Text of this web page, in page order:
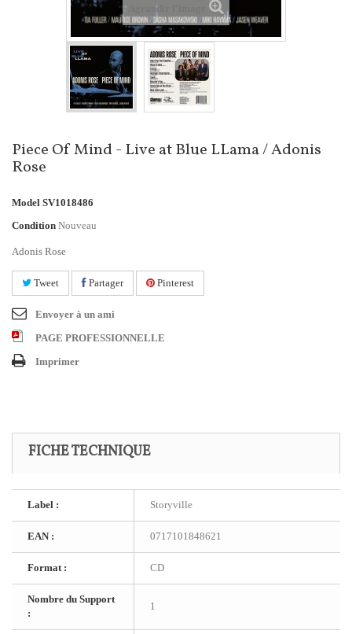
Agrandir l'image
Piece Of Mind - Live at Blue LLama / Adonis
Rose
Model SV1018486
Condition Nouveau
Adonis Rose
Tweet Partager Pinterest
Envoyer à un ami
PAGE PROFESSIONNELLE
Imprimer
FICHE TECHNIQUE
Label : Storyville
EAN : 0717101848621
Format : CD
Nombre du Support
:
1